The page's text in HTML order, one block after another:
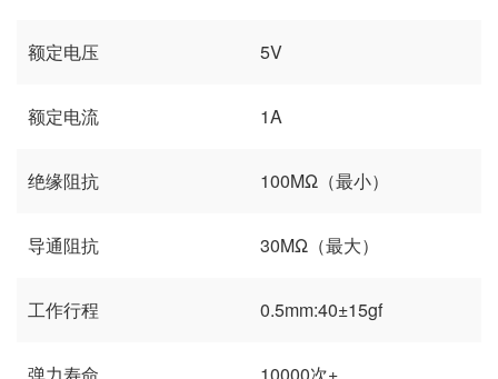
额定电压 5V
额定电流 1A
绝缘阻抗 100MΩ（最小）
导通阻抗 30MΩ（最大）
工作行程 0.5mm:40±15gf